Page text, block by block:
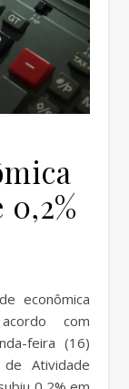
com
feira (16)
Atividade